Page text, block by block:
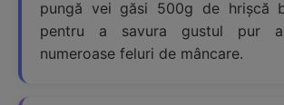
pungă vei găsi 500g de hrișcă
pentru a savura gustul pur
numeroase feluri de mâncare.